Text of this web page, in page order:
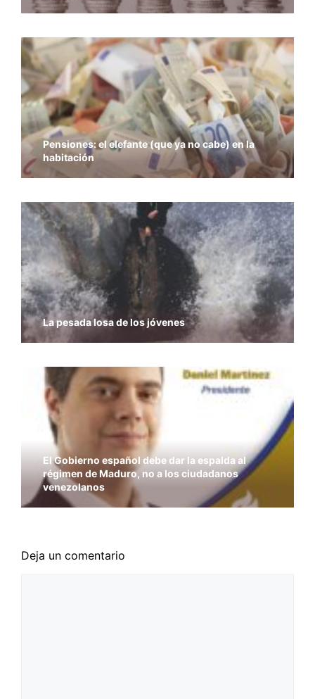
Pensiones: el elefante (que ya no cabe) en la
habitación
La pesada losa de los jóvenes
El Gobierno español debe dar la espalda al
régimen de Maduro, no a los ciudadanos
venezolanos
Deja un comentario